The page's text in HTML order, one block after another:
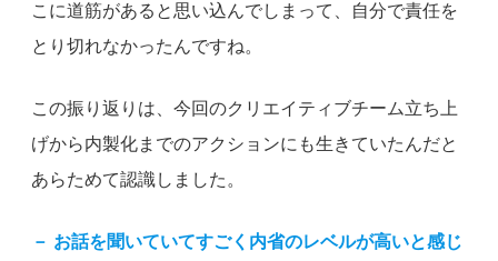
こに道筋があると思い込んでしまって、自分で責任を
とり切れなかったんですね。
この振り返りは、今回のクリエイティブチーム立ち上
げから内製化までのアクションにも生きていたんだと
あらためて認識しました。
－ お話を聞いていてすごく内省のレベルが高いと感じ